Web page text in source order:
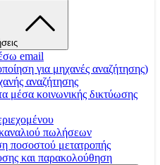
email
για μηχανές αναζήτησης)
αναζήτησης
μέσα κοινωνικής δικτύωσης
πωλήσεων
ποσοστού μετατροπής
και παρακολούθηση